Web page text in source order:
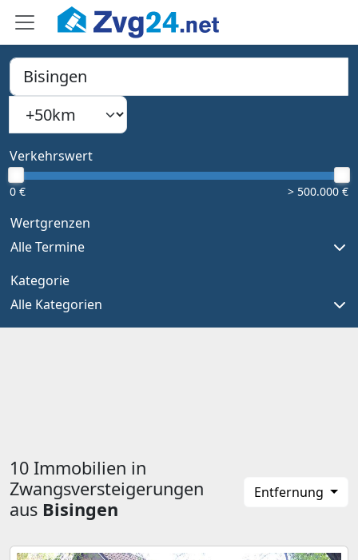
PLZ, Ort oder Bundesland
Type 1 or more characters for results.
Suchradius
Verkehrswert
0 € > 500.000 €
Wertgrenzen
Alle Termine
Kategorie
Alle Kategorien
10 Immobilien in
Zwangsversteigerungen
aus Bisingen
Entfernung